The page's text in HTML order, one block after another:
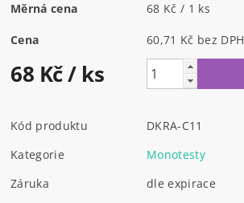
Měrná cena 68 Kč / 1 ks
Cena 60,71 Kč bez DPH
68 Kč/ ks
Kód produktu
DKRA-C11
Kategorie
Monotesty
Záruka
dle expirace